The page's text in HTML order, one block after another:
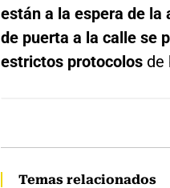
están a la espera de
de puerta a la calle se
estrictos protocolos de
Temas relacionados